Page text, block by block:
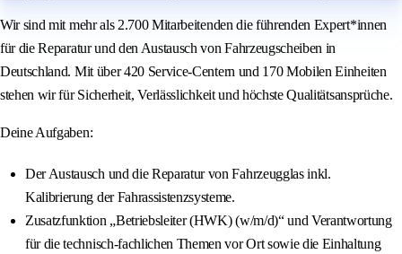
Wir sind mit mehr als 2.700 Mitarbeitenden die führenden Expert*innen
für die Reparatur und den Austausch von Fahrzeugscheiben in
Deutschland. Mit über 420 Service-Centern und 170 Mobilen Einheiten
stehen wir für Sicherheit, Verlässlichkeit und höchste Qualitätsansprüche.
Deine Aufgaben:
Der Austausch und die Reparatur von Fahrzeugglas inkl.
Kalibrierung der Fahrassistenzsysteme.
Zusatzfunktion „Betriebsleiter (HWK) (w/m/d)“ und Verantwortung
für die technisch-fachlichen Themen vor Ort sowie die Einhaltung